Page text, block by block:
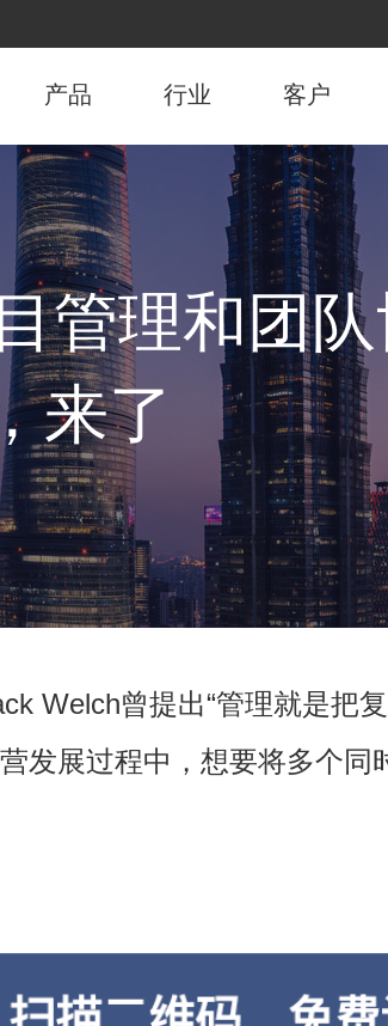
产品 行业 客户
管理和团
来了
Welch曾提出“管理就是把
发展过程中，想要将多个